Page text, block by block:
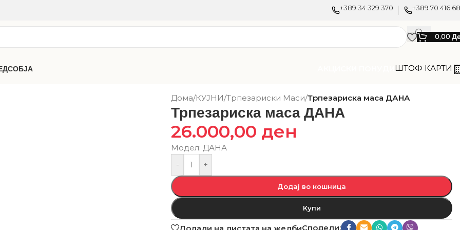
+389 34 329 370 +389 70 416
0,00
ШТОФ КАРТИ
Дома/КУЈНИ/Трпезариски Маси/Трпезариска маса ДАНА
Трпезариска маса ДАНА
26.000,00 ден
Модел: ДАНА
-
+
Додај во кошница
Купи
Додади на листата на желбиСподели: